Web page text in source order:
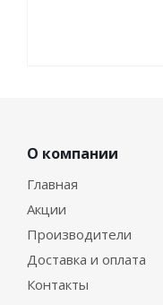
О компании
Главная
Акции
Производители
Доставка и оплата
Контакты